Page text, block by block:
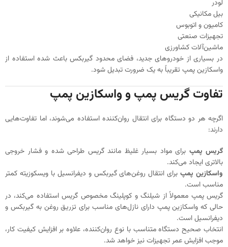
لودر
بیل مکانیکی
کامیون و اتوبوس
تجهیزات صنعتی
ماشین‌آلات کشاورزی
در بسیاری از خودروهای جدید، فضای محدود گیربکس باعث شده استفاده از
واسکازین پمپ تقریباً به یک ضرورت تبدیل شود.
تفاوت گریس پمپ و واسکازین پمپ
اگرچه هر دو دستگاه برای انتقال روان‌کننده استفاده می‌شوند، اما تفاوت‌هایی
دارند:
گریس پمپ برای مواد بسیار غلیظ مانند گریس طراحی شده و فشار خروجی
بالاتری ایجاد می‌کند.
واسکازین پمپبرای انتقال روغن‌های گیربکس و دیفرانسیل با ویسکوزیته کمتر
مناسب است.
گریس پمپ معمولاً از شیلنگ و کوپلینگ مخصوص گریس استفاده می‌کند، در
حالی که واسکازین پمپ دارای نازل‌های مناسب برای تزریق روغن به گیربکس و
دیفرانسیل است.
انتخاب صحیح دستگاه متناسب با نوع روان‌کننده، علاوه بر افزایش کیفیت کار،
موجب افزایش عمر تجهیزات نیز خواهد شد.